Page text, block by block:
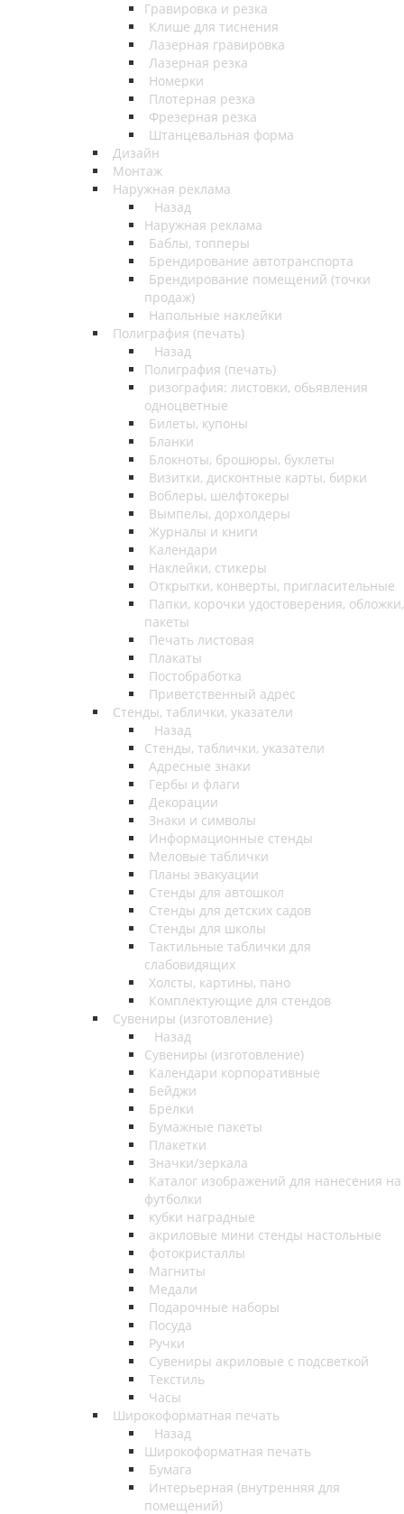
Гравировка и резка
Клише для тиснения
Лазерная гравировка
Лазерная резка
Номерки
Плотерная резка
Фрезерная резка
Штанцевальная форма
Дизайн
Монтаж
Наружная реклама
Назад
Наружная реклама
Баблы, топперы
Брендирование автотранспорта
Брендирование помещений (точки
продаж)
Напольные наклейки
Полиграфия (печать)
Назад
Полиграфия (печать)
ризография: листовки, обьявления
одноцветные
Билеты, купоны
Бланки
Блокноты, брошюры, буклеты
Визитки, дисконтные карты, бирки
Воблеры, шелфтокеры
Вымпелы, дорхолдеры
Журналы и книги
Календари
Наклейки, стикеры
Открытки, конверты, пригласительные
Папки, корочки удостоверения, обложки,
пакеты
Печать листовая
Плакаты
Постобработка
Приветственный адрес
Стенды, таблички, указатели
Назад
Стенды, таблички, указатели
Адресные знаки
Гербы и флаги
Декорации
Знаки и символы
Информационные стенды
Меловые таблички
Планы эвакуации
Стенды для автошкол
Стенды для детских садов
Стенды для школы
Тактильные таблички для
слабовидящих
Холсты, картины, пано
Комплектующие для стендов
Сувениры (изготовление)
Назад
Сувениры (изготовление)
Календари корпоративные
Бейджи
Брелки
Бумажные пакеты
Плакетки
Значки/зеркала
Каталог изображений для нанесения на
футболки
кубки наградные
акриловые мини стенды настольные
фотокристаллы
Магниты
Медали
Подарочные наборы
Посуда
Ручки
Сувениры акриловые с подсветкой
Текстиль
Часы
Широкоформатная печать
Назад
Широкоформатная печать
Бумага
Интерьерная (внутренняя для
помещений)